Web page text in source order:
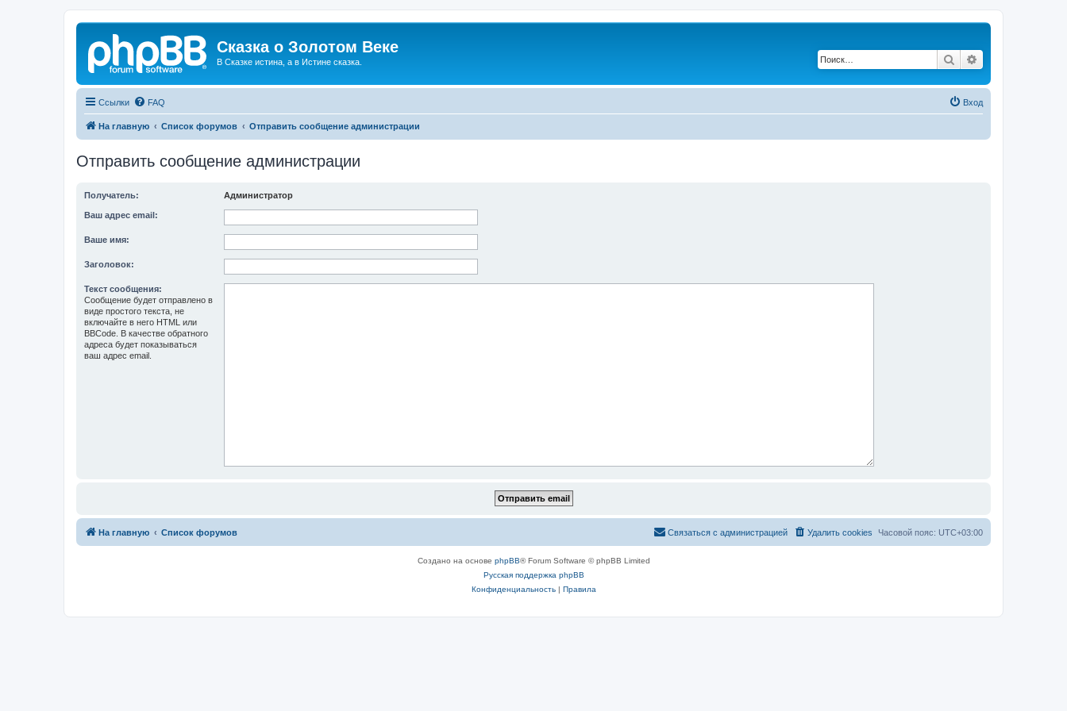
Сказка о Золотом Веке
В Сказке истина, а в Истине сказка. Поиск
Ссылки FAQ Вход
На главную Список форумов Отправить сообщение администрации
Отправить сообщение администрации
Получатель: Администратор
Ваш адрес email:
Ваше имя:
Заголовок:
Текст сообщения:
Сообщение будет отправлено в
виде простого текста, не
включайте в него HTML или
BBCode. В качестве обратного
адреса будет показываться
ваш адрес email.
На главную Список форумов Часовой пояс: UTC+03:00
Удалить cookies
Связаться с администрацией
Создано на основе phpBB® Forum Software © phpBB Limited
Русская поддержка phpBB
Конфиденциальность| Правила